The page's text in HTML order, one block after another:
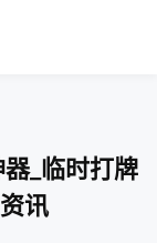
_临时打牌
讯